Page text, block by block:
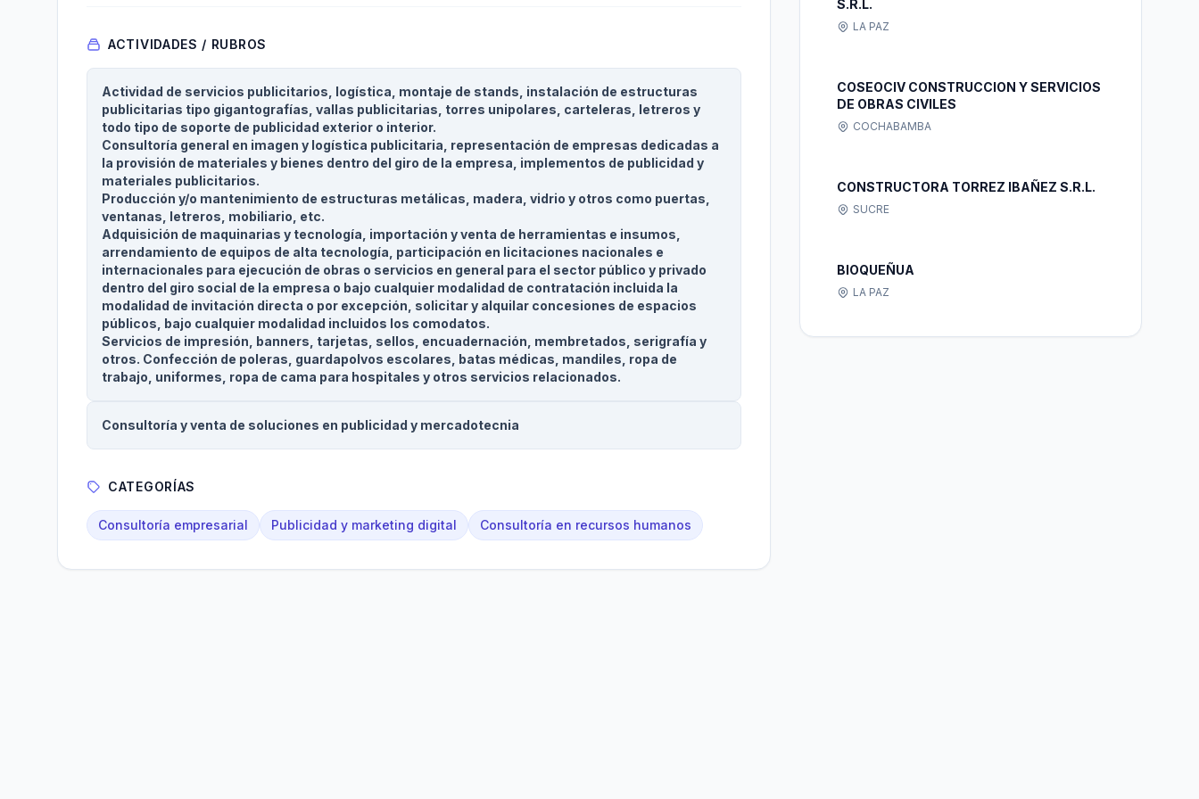
ACTIVIDADES / RUBROS
Actividad de servicios publicitarios, logística, montaje de stands, instalación de estructuras
publicitarias tipo gigantografías, vallas publicitarias, torres unipolares, carteleras, letreros y
todo tipo de soporte de publicidad exterior o interior.
Consultoría general en imagen y logística publicitaria, representación de empresas dedicadas a
la provisión de materiales y bienes dentro del giro de la empresa, implementos de publicidad y
materiales publicitarios.
Producción y/o mantenimiento de estructuras metálicas, madera, vidrio y otros como puertas,
ventanas, letreros, mobiliario, etc.
Adquisición de maquinarias y tecnología, importación y venta de herramientas e insumos,
arrendamiento de equipos de alta tecnología, participación en licitaciones nacionales e
internacionales para ejecución de obras o servicios en general para el sector público y privado
dentro del giro social de la empresa o bajo cualquier modalidad de contratación incluida la
modalidad de invitación directa o por excepción, solicitar y alquilar concesiones de espacios
públicos, bajo cualquier modalidad incluidos los comodatos.
Servicios de impresión, banners, tarjetas, sellos, encuadernación, membretados, serigrafía y
otros. Confección de poleras, guardapolvos escolares, batas médicas, mandiles, ropa de
trabajo, uniformes, ropa de cama para hospitales y otros servicios relacionados.
Consultoría y venta de soluciones en publicidad y mercadotecnia
CATEGORÍAS
Consultoría empresarial Publicidad y marketing digital Consultoría en recursos humanos
S.R.L.
LA PAZ
COSEOCIV CONSTRUCCION Y SERVICIOS
DE OBRAS CIVILES
COCHABAMBA
CONSTRUCTORA TORREZ IBAÑEZ S.R.L.
SUCRE
BIOQUEÑUA
LA PAZ